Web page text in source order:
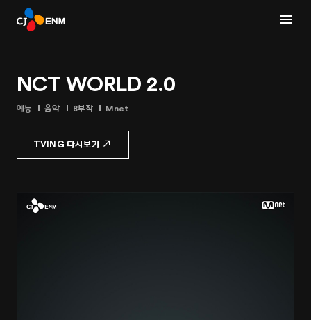
NCT WORLD 2.0
예능 음악 8부작 Mnet
TVING 다시보기